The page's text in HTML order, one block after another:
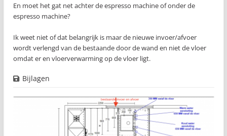
En moet het gat net achter de espresso machine of onder de
espresso machine?
Ik weet niet of dat belangrijk is maar de nieuwe invoer/afvoer
wordt verlengd van de bestaande door de wand en niet de vloer
omdat er en vloerverwarming op de vloer ligt.
Bijlagen